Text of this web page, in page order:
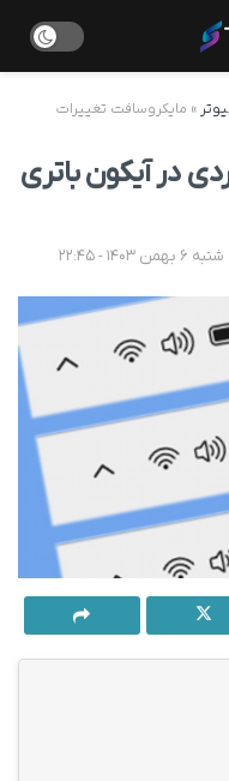
» مایکروسافت تغییرات
در آیکون باتری
شنبه 6 بهمن 1403 - 22:45